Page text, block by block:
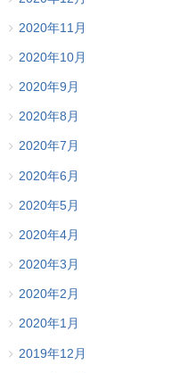
2020年11月
2020年10月
2020年9月
2020年8月
2020年7月
2020年6月
2020年5月
2020年4月
2020年3月
2020年2月
2020年1月
2019年12月